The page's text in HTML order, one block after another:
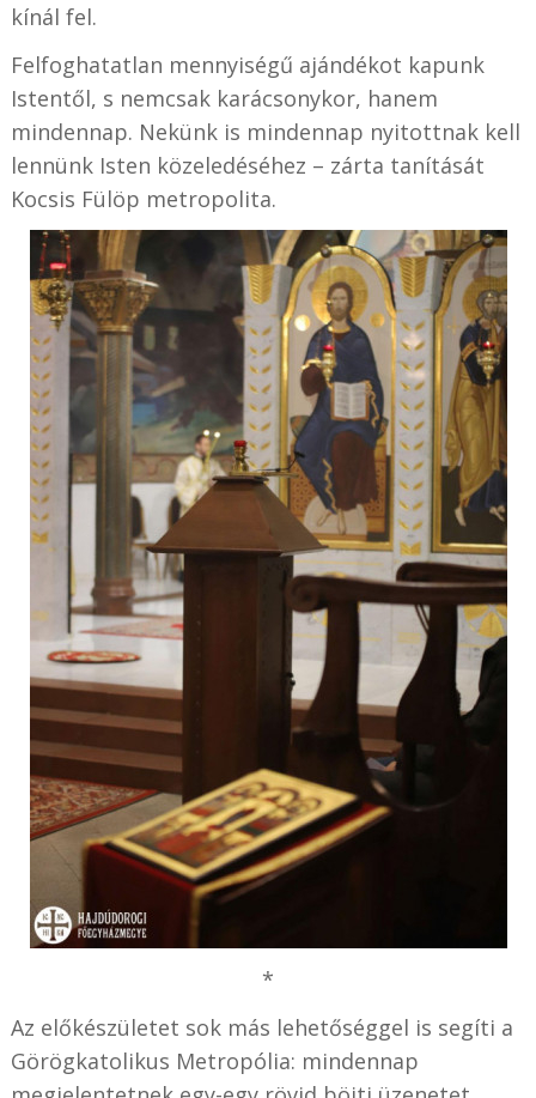
kínál fel.
Felfoghatatlan mennyiségű ajándékot kapunk
Istentől, s nemcsak karácsonykor, hanem
mindennap. Nekünk is mindennap nyitottnak kell
lennünk Isten közeledéséhez – zárta tanítását
Kocsis Fülöp metropolita.
*
Az előkészületet sok más lehetőséggel is segíti a
Görögkatolikus Metropólia: mindennap